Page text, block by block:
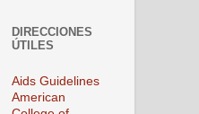
DIRECCIONES
ÚTILES
Aids Guidelines
American